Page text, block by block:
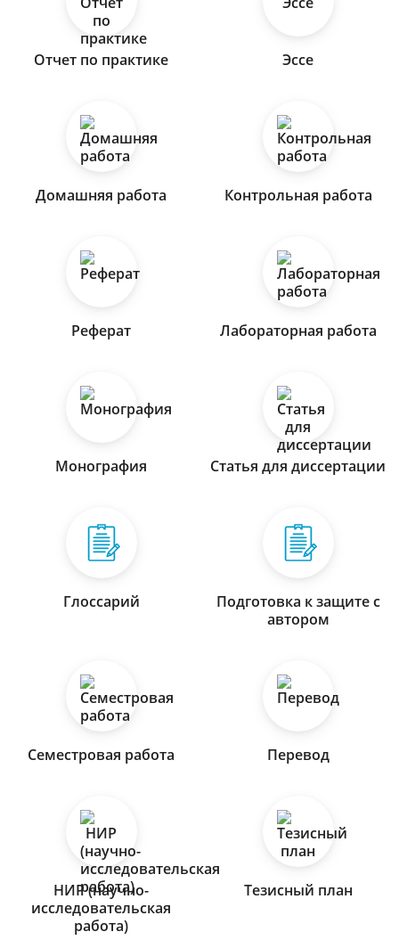
Отчет по практике Эссе
Домашняя работа Контрольная работа
Реферат Лабораторная работа
Монография Статья для диссертации
Глоссарий
Подготовка к защите с
автором
Семестровая работа Перевод
НИР (научно-
исследовательская
работа)
Тезисный план